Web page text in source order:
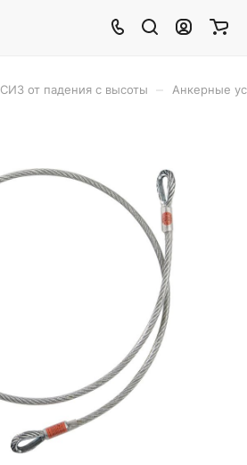
СИЗ от падения с высоты Анкерные